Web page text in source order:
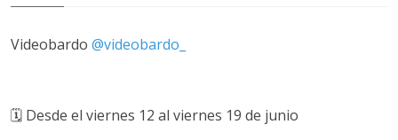
Videobardo @videobardo_
🗓️ Desde el viernes 12 al viernes 19 de junio